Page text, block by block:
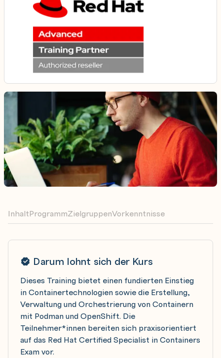
Darum lohnt sich der Kurs
Dieses Training bietet einen fundierten Einstieg
in Containertechnologien sowie die Erstellung,
Verwaltung und Orchestrierung von Containern
mit Podman und OpenShift. Die
Teilnehmer*innen bereiten sich praxisorientiert
auf das Red Hat Certified Specialist in Containers
Exam vor.
InhaltProgrammZielgruppenVorkenntnisse